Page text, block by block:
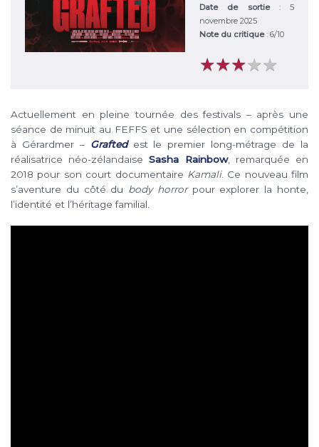
Date de sortie : 5
novembre 2025
Note du critique:6/10
★★★★★
★★★★★
Actuellement en pleine tournée des festivals – après une
séance de minuit au FEFFS et une sélection en compétition
à Gérardmer – Graftedest le premier long-métrage de la
réalisatrice néo-zélandaiseSasha Rainbow, remarquée en
2018 pour son court documentaire Kamali. Ce nouveau film
s’aventure du côté du body horrorpour explorer la honte,
l’identité et l’héritage familial.